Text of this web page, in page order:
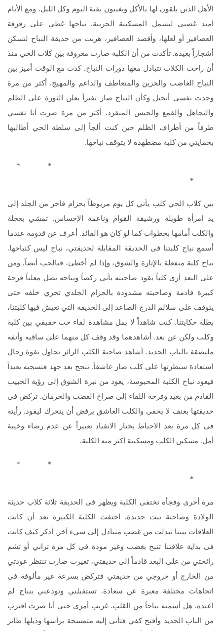
الأهل الذين يلقون لها بالأكل ويغيبون بقية اليوم وكل الليل. ومع الأيام
امتد غضبي ليشمل المسكينة الحزينة. نباحها غطى على زقزقة
العصافير أو لعلها، وأقصد العصافير، هربت من حديقة النباح لتسكن
أشجاراً بعيدة. تأكدت من أن الكلبة صارت معروفة بين كلاب الحي منذ
أن راحت الكلاب تتبادل معها دورات النباح. كدت مع الوقت أميز بين
النباح الغاضب والحزين والمتعاطف والداعم والمهيج. أكثر من مرة
وجدت نفسى أتخيل وكأن النباح صار نفيراً يعلن الثورة على الظلم
والتجاهل والقمع والحبس المنفرد. أكثر من مرة صرت أنا نفسي
طرفاً من أطراف الظلم حين كنت ألجأ إلى سلطة الحي أطالبها
بحمايتي من كلبة مضطهدة لا يتوقف نباحها.
* *
*
بين كلاب الحي كلب يأتي كل يوم مربوطاً بحزام فاخر من الجلد إلى
يد امرأة طويلة ورشيقة القوام وناعمة الإحساس. تمشي بعجلة
والكلب أمامها بخطوات كما لو كان هو القائد. أعرف عن قدومه عندما
أسمع نباح كلبتنا فى الحديقة المقابلة لحديقتي، نباح ليس كنباحها.
نباح كلبة منفعلة بالإثارة والشوق، وإذا لم أخطئ، فبالحب أيضاً. ومن
على البعد أرى كلباً يقود صاحبته يأتي ركضاً ونباحه يصل معلناً فرحة
كبيرة قادمة وصاحبته مشدودة بالحزام الجلدي تجري خلفه حتى
يتوقف على سلالم الدرج الصاعد إلى الحديقة التي تعيش فيها كلبتنا،
بطلة حكايتنا. كنت شاهداً لا يمل مشاهدة لقاء حب حقيقي بين كلبة
وكلب ولكن عن بعد. أشاهدهما وقد وقف كل منهما على ساقيه وأنفه
ملتصقة بالباب الحديد. أشاهد صاحبة الكلب الزائر تحاول بقوة رجال
استعادة سيطرتها على كلب صار عاشقاً. تنجح بعد جهد فتسحبه بعيداً
فيعود نباح الكلبة المحبوسة، يعود من نبرة الشوق إلى رؤية الحبيب
القادم من بعيد وفرحة اللقاء إلى صراخ الغضب والحرمان. تركض فى
حديقتها بعنف لا يخفى والكلب العاشق يرفض أن يتحرك ليقود. رأيته
فى كل مرة بعد الاحباط يختار الانقياد تعبيراً عن عدم رضاء وخيبة
أمل. مسكين الكلب ومسكينة أكثر منه الكلبة.
* *
*
مرة أخرى وفجأة تختفى الكلبة ويظهر فى الحديقة ثلاثة كلاب حديثة
الولادة وصاحبة بيت جديدة. اختفت الكلبة الكبيرة بعد أن كانت
العلاقات بيننا تبدلت من غضب متبادل إلى شيء آخر. أذكر كيف كانت
فى بداية علاقتنا تنبح بغضب وغير مودة فى كل مرة تراني أو تشم
رائحتي من على البعد قادماً إلى حديقتي، تغيرت صارت تنتظر عودتي
من الخارج أو خروجي من حديقتي فتركض بسرعة غير مألوفة فى
اتجاهات مختلفة معبرة عن سعادة. تستقبلني وتودعني بنباح لم
اعتده. هل أسميه نباحاً من القلب. غريب أمري حتى أنا صرت اقترب
من الباب الحديد وأفتح كفي فتأتى إليه متمسحة برأسها وذيلها طائر